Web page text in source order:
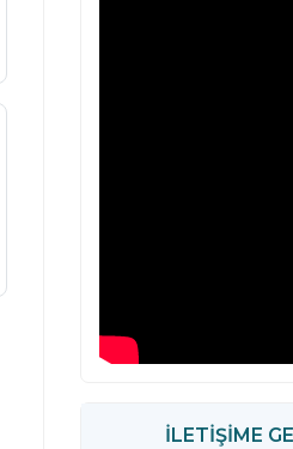
İLETİŞİME